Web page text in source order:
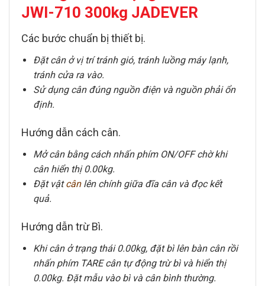
JWI-710 300kg JADEVER
Các bước chuẩn bị thiết bị.
Đặt cân ở vị trí tránh gió, tránh luồng máy lạnh,
tránh cửa ra vào.
Sử dụng cân đúng nguồn điện và nguồn phải ổn
định.
Hướng dẫn cách cân.
Mở cân bằng cách nhấn phím ON/OFF chờ khi
cân hiển thị 0.00kg.
Đặt vậtcânlên chính giữa đĩa cân và đọc kết
quả.
Hướng dẫn trừ Bì.
Khi cân ở trạng thái 0.00kg, đặt bì lên bàn cân rồi
nhấn phím TARE cân tự động trừ bì và hiển thị
0.00kg. Đặt mẫu vào bì và cân bình thường.